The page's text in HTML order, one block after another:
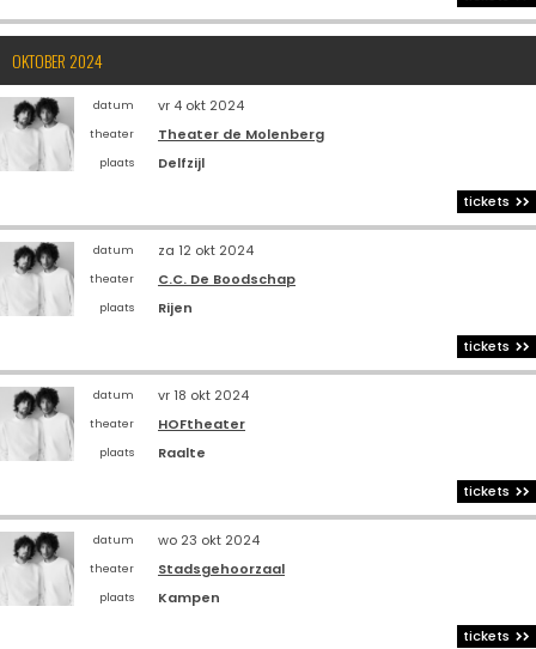
OKTOBER 2024
datum vr 4 okt 2024
theater Theater de Molenberg
plaats
Delfzijl
tickets
datum za 12 okt 2024
theater C.C. De Boodschap
plaats
Rijen
tickets
datum vr 18 okt 2024
theater HOFtheater
plaats
Raalte
tickets
datum wo 23 okt 2024
theater Stadsgehoorzaal
plaats
Kampen
tickets